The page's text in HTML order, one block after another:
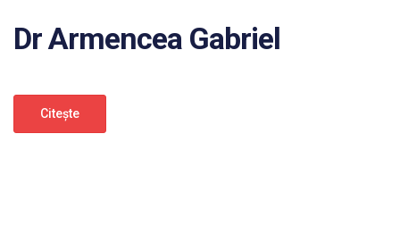
Dr Armencea Gabriel
Citeşte